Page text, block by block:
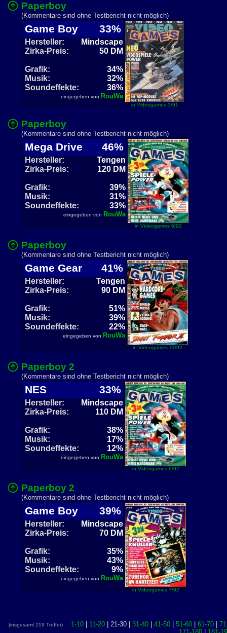
Paperboy
(Kommentare sind ohne Testbericht nicht möglich)
Game Boy 33%
Hersteller:
Mindscape
Zirka-Preis:
50 DM
Grafik:
34%
Musik:
32%
Soundeffekte:
36%
eingegeben von RouWa
in Videogames 1/91
Paperboy
(Kommentare sind ohne Testbericht nicht möglich)
Mega Drive 46%
Hersteller:
Tengen
Zirka-Preis:
120 DM
Grafik:
39%
Musik:
31%
Soundeffekte:
33%
eingegeben von RouWa
in Videogames 6/92
Paperboy
(Kommentare sind ohne Testbericht nicht möglich)
Game Gear 41%
Hersteller:
Tengen
Zirka-Preis:
90 DM
Grafik:
51%
Musik:
39%
Soundeffekte:
22%
eingegeben von RouWa
in Videogames 11/92
Paperboy 2
(Kommentare sind ohne Testbericht nicht möglich)
NES 33%
Hersteller:
Mindscape
Zirka-Preis:
110 DM
Grafik:
38%
Musik:
17%
Soundeffekte:
12%
eingegeben von RouWa
in Videogames 6/92
Paperboy 2
(Kommentare sind ohne Testbericht nicht möglich)
Game Boy 39%
Hersteller:
Mindscape
Zirka-Preis:
70 DM
Grafik:
35%
Musik:
43%
Soundeffekte:
9%
eingegeben von RouWa
in Videogames 7/92
(insgesamt 219 Treffer) 1-10 11-20 | 21-30 | 31-40 41-50 51-60 61-70